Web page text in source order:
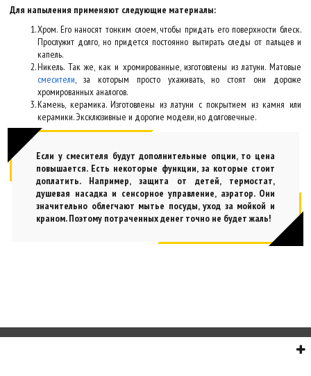
Для напыления применяют следующие материалы:
Хром. Его наносят тонким слоем, чтобы придать его поверхности блеск.
Прослужит долго, но придется постоянно вытирать следы от пальцев и
капель.
Никель. Так же, как и хромированные, изготовлены из латуни. Матовые
смесители, за которым просто ухаживать, но стоят они дороже
хромированных аналогов.
Камень, керамика. Изготовлены из латуни с покрытием из камня или
керамики. Эксклюзивные и дорогие модели, но долговечные.
Если у смесителя будут дополнительные опции, то цена
повышается. Есть некоторые функции, за которые стоит
доплатить. Например, защита от детей, термостат,
душевая насадка и сенсорное управление, аэратор. Они
значительно облегчают мытье посуды, уход за мойкой и
краном. Поэтому потраченных денег точно не будет жаль!